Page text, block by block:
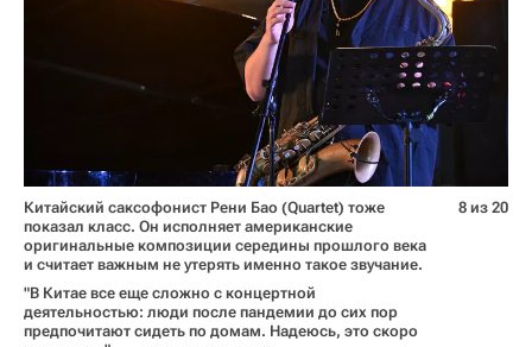
Китайский саксофонист Рени Бао (Quartet) тоже
показал класс. Он исполняет американские
оригинальные композиции середины прошлого века
и считает важным не утерять именно такое звучание.
"В Китае все еще сложно с концертной
деятельностью: люди после пандемии до сих пор
предпочитают сидеть по домам. Надеюсь, это скоро
8 из 20